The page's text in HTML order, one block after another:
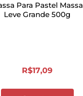
Para Pastel Massa
Leve Grande 500g
R$17,09